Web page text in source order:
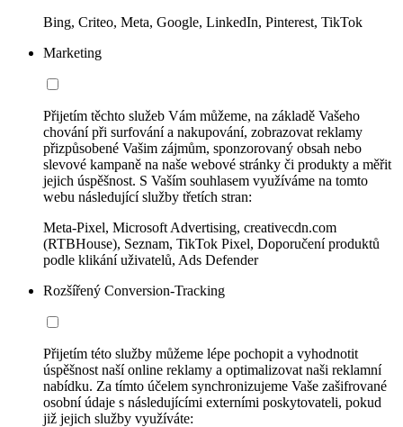
Bing, Criteo, Meta, Google, LinkedIn, Pinterest, TikTok
Marketing
Přijetím těchto služeb Vám můžeme, na základě Vašeho
chování při surfování a nakupování, zobrazovat reklamy
přizpůsobené Vašim zájmům, sponzorovaný obsah nebo
slevové kampaně na naše webové stránky či produkty a měřit
jejich úspěšnost. S Vaším souhlasem využíváme na tomto
webu následující služby třetích stran:
Meta-Pixel, Microsoft Advertising, creativecdn.com
(RTBHouse), Seznam, TikTok Pixel, Doporučení produktů
podle klikání uživatelů, Ads Defender
Rozšířený Conversion-Tracking
Přijetím této služby můžeme lépe pochopit a vyhodnotit
úspěšnost naší online reklamy a optimalizovat naši reklamní
nabídku. Za tímto účelem synchronizujeme Vaše zašifrované
osobní údaje s následujícími externími poskytovateli, pokud
již jejich služby využíváte: